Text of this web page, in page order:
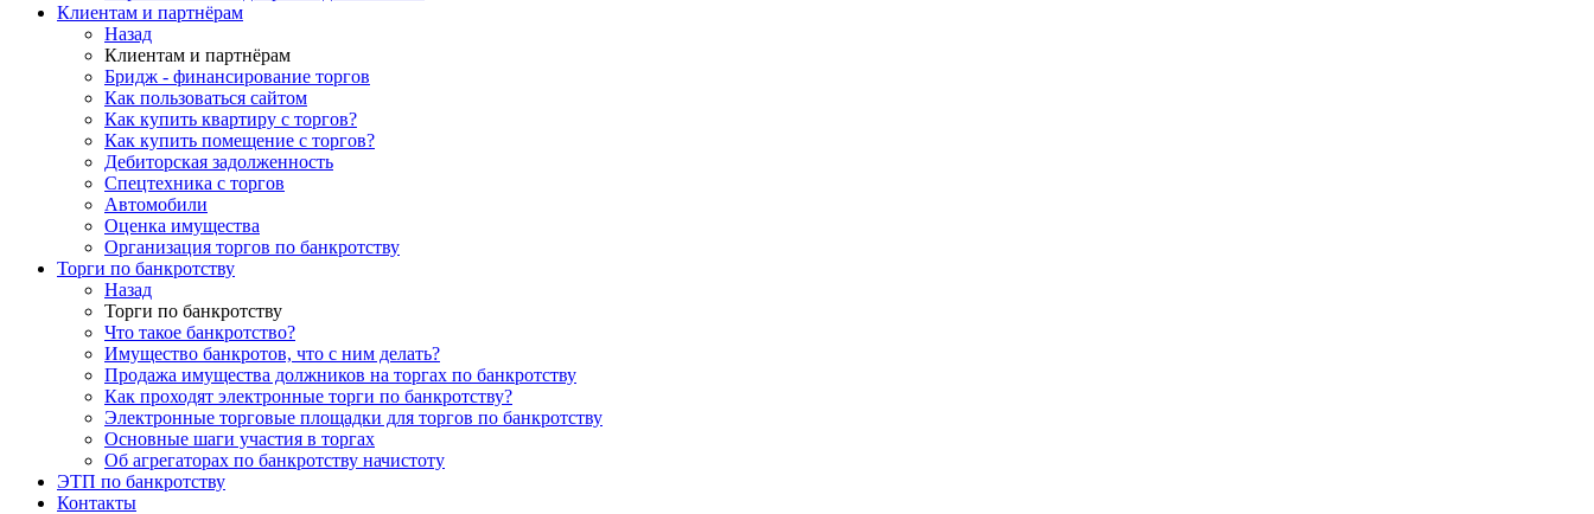
Клиентам и партнёрам
Назад
Клиентам и партнёрам
Бридж - финансирование торгов
Как пользоваться сайтом
Как купить квартиру с торгов?
Как купить помещение с торгов?
Дебиторская задолженность
Спецтехника с торгов
Автомобили
Оценка имущества
Организация торгов по банкротству
Торги по банкротству
Назад
Торги по банкротству
Что такое банкротство?
Имущество банкротов, что с ним делать?
Продажа имущества должников на торгах по банкротству
Как проходят электронные торги по банкротству?
Электронные торговые площадки для торгов по банкротству
Основные шаги участия в торгах
Об агрегаторах по банкротству начистоту
ЭТП по банкротству
Контакты